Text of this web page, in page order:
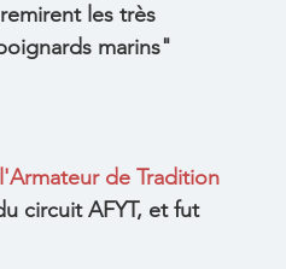
les très
marins"
de Tradition
circuit AFYT, et fut